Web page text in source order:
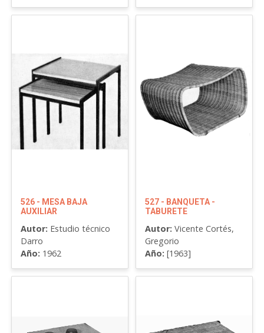
526 - MESA BAJA
AUXILIAR
Autor: Estudio técnico
Darro
Año: 1962
527 - BANQUETA -
TABURETE
Autor: Vicente Cortés,
Gregorio
Año: [1963]